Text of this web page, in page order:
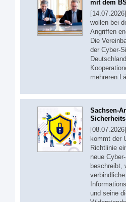
mit dem BSI
wollen bei
Angriffen
Die
der Cyber-
mehreren
Sachsen-
kommt der
Richtlinie
neue
beschreibt,
und seine